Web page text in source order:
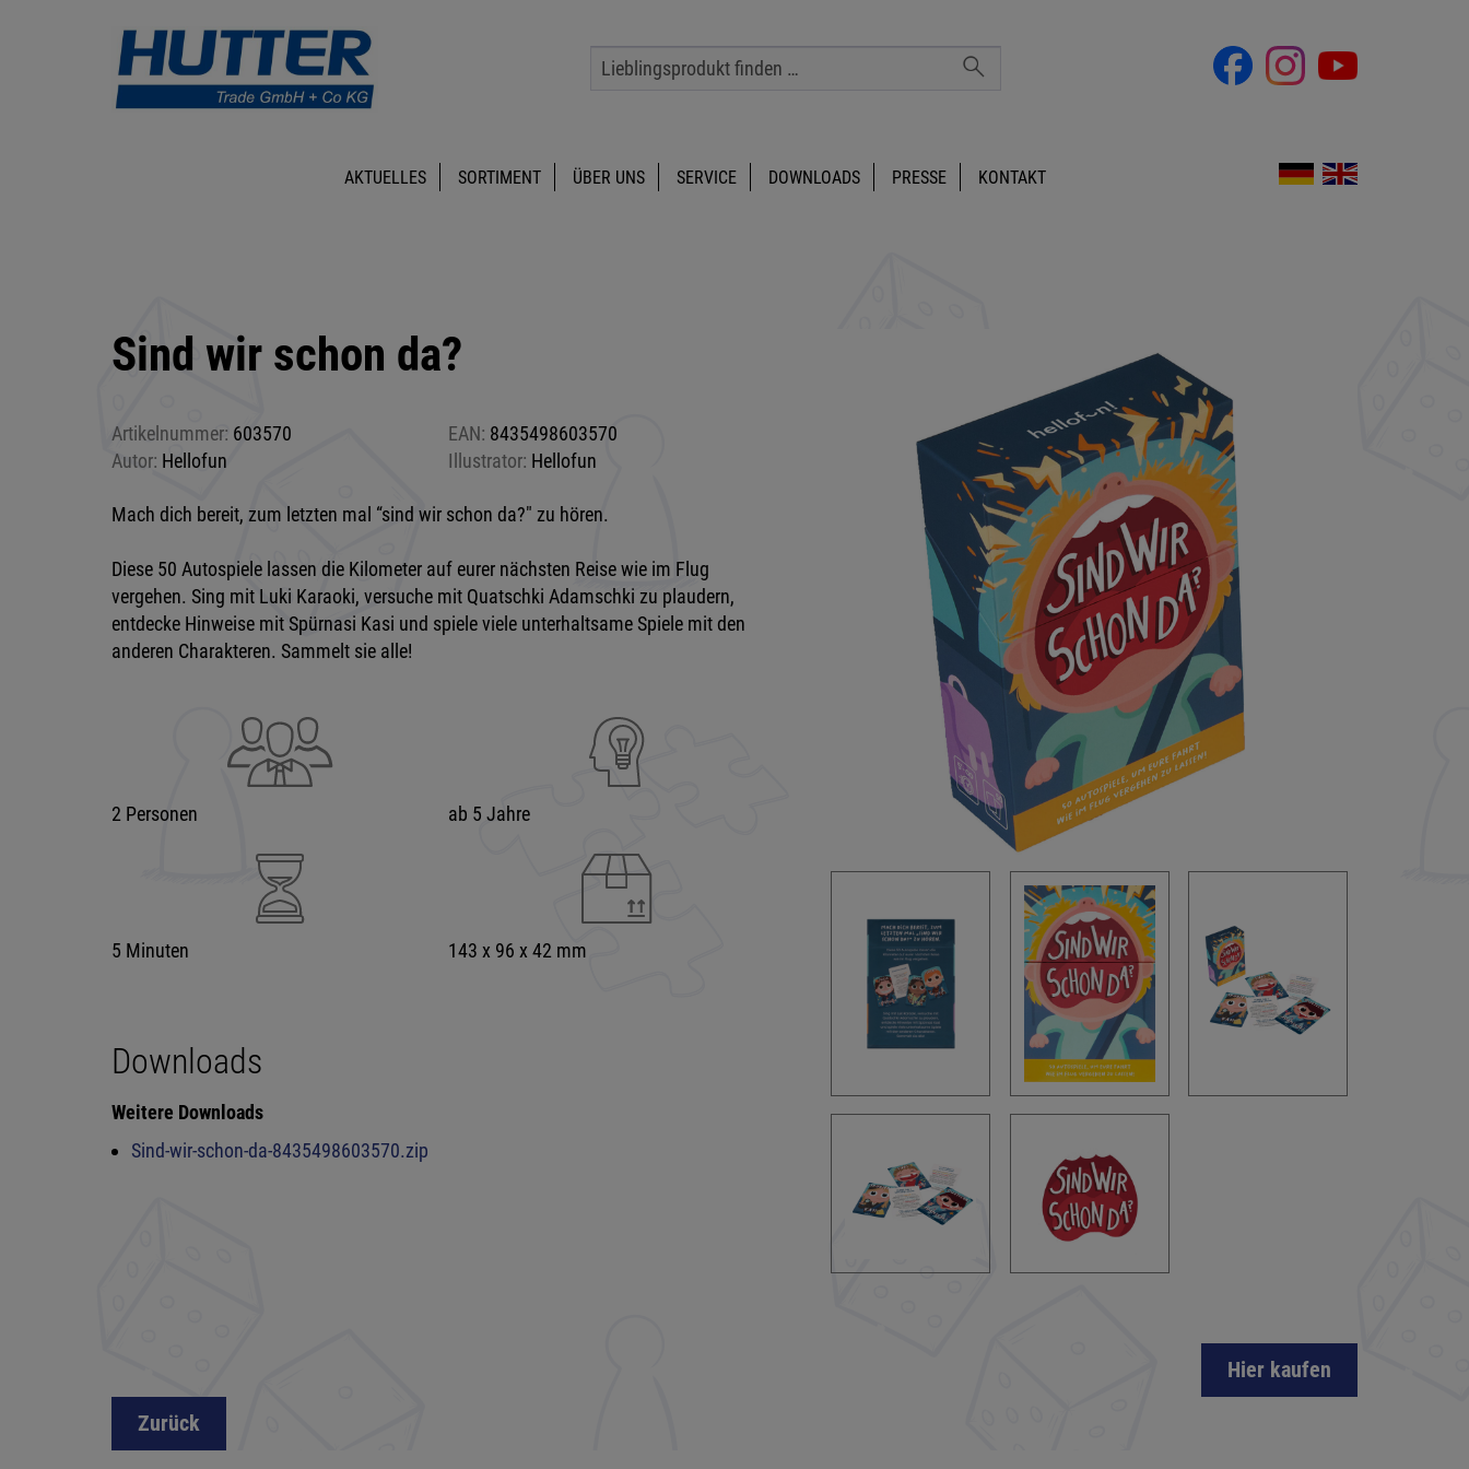
AKTUELLES SORTIMENT ÜBER UNS SERVICE DOWNLOADS PRESSE KONTAKT
Sind wir schon da?
Artikelnummer: 603570 EAN: 8435498603570
Autor: Hellofun Illustrator: Hellofun
Mach dich bereit, zum letzten mal “sind wir schon da?" zu hören.
Diese 50 Autospiele lassen die Kilometer auf eurer nächsten Reise wie im Flug
vergehen. Sing mit Luki Karaoki, versuche mit Quatschki Adamschki zu plaudern,
entdecke Hinweise mit Spürnasi Kasi und spiele viele unterhaltsame Spiele mit den
anderen Charakteren. Sammelt sie alle!
2 Personen ab 5 Jahre
5 Minuten 143 x 96 x 42 mm
Downloads
Weitere Downloads
Sind-wir-schon-da-8435498603570.zip
Hier kaufen
Zurück